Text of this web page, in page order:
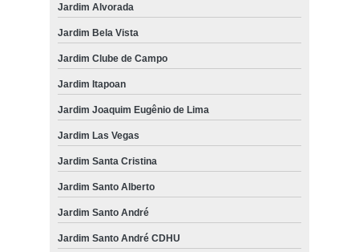
Jardim Alvorada
Jardim Bela Vista
Jardim Clube de Campo
Jardim Itapoan
Jardim Joaquim Eugênio de Lima
Jardim Las Vegas
Jardim Santa Cristina
Jardim Santo Alberto
Jardim Santo André
Jardim Santo André CDHU